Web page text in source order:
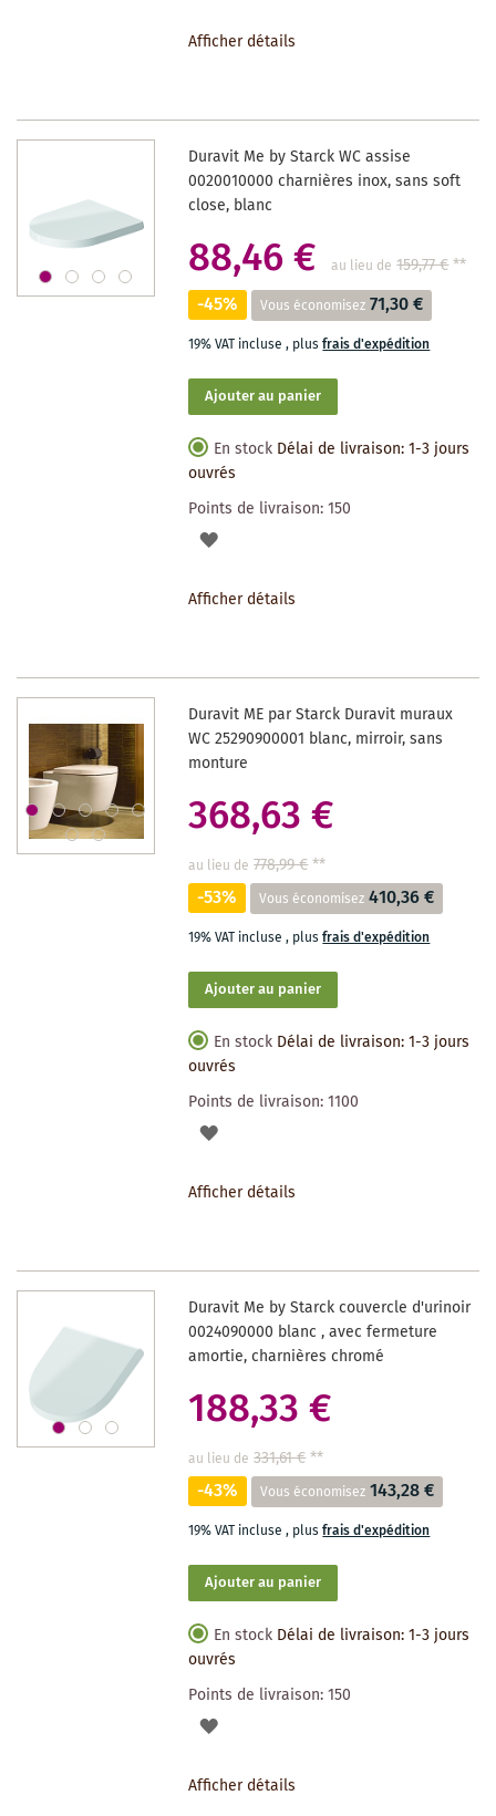
SOUHAITS
Afficher détails
Duravit Me by Starck WC assise
0020010000 charnières inox, sans soft
close, blanc
88,46 € au lieu de 159,77 €**
-45% Vous économisez 71,30 €
19% VAT incluse, plusfrais d'expédition
Ajouter au panier
En stock Délai de livraison: 1-3 jours
ouvrés
Points de livraison:150
AJOUTER
SOUHAITS
Afficher détails
Duravit ME par Starck Duravit muraux
WC 25290900001 blanc, mirroir, sans
monture
368,63 €
au lieu de 778,99 €**
-53% Vous économisez 410,36 €
19% VAT incluse, plusfrais d'expédition
Ajouter au panier
En stock Délai de livraison: 1-3 jours
ouvrés
Points de livraison:1100
AJOUTER
SOUHAITS
Afficher détails
Duravit Me by Starck couvercle d'urinoir
0024090000 blanc , avec fermeture
amortie, charnières chromé
188,33 €
au lieu de 331,61 €**
-43% Vous économisez 143,28 €
19% VAT incluse, plusfrais d'expédition
Ajouter au panier
En stock Délai de livraison: 1-3 jours
ouvrés
Points de livraison:150
AJOUTER
Afficher détails